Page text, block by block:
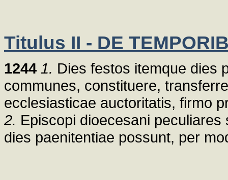
Titulus II - DE
1244 1. Dies festos itemque dies
communes, constituere,
ecclesiasticae auctoritatis, firmo
2. Episcopi dioecesani
dies paenitentiae possunt, per